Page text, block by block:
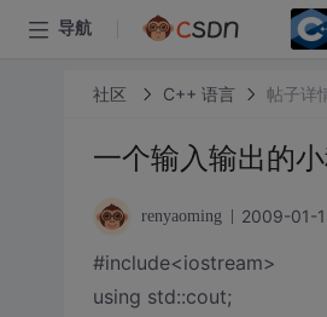
导航
社区 C++ 语言 帖子详
一个输入输出的
renyaoming 2009-01-
#include<iostream>
using std::cout;